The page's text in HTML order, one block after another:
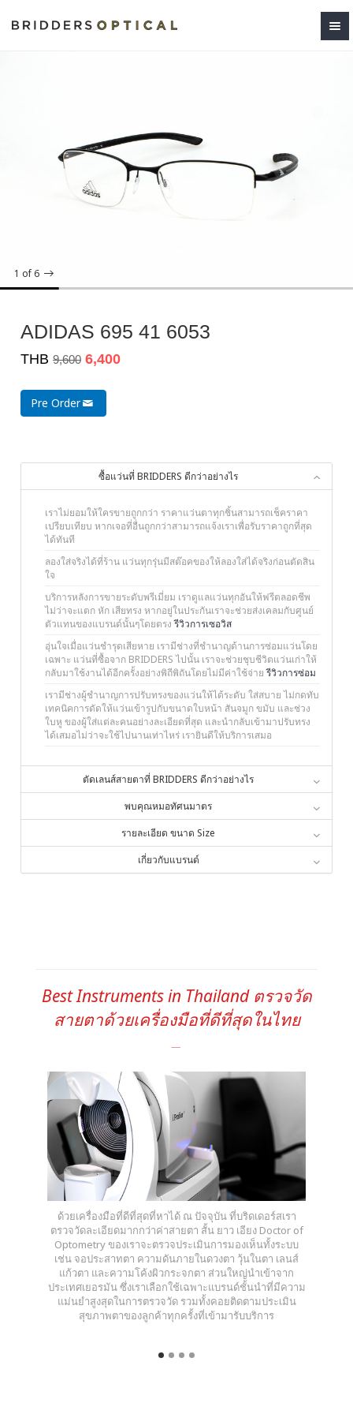
1 of 6
ADIDAS 695 41 6053
THB 9,600 6,400
Pre Order
ซื้อแว่นที่ BRIDDERS ดีกว่าอย่างไร
เราไม่ยอมให้ใครขายถูกกว่า ราคาแว่นตาทุกชิ้นสามารถเช็คราคา
เปรียบเทียบ หากเจอที่อื่นถูกกว่าสามารถแจ้งเราเพื่อรับราคาถูกที่สุด
ได้ทันที
ลองใส่จริงได้ที่ร้าน แว่นทุกรุ่นมีสต๊อคของให้ลองใส่ได้จริงก่อนตัดสิน
ใจ
บริการหลังการขายระดับพรีเมี่ยม เราดูแลแว่นทุกอันให้ฟรีตลอดชีพ
ไม่ว่าจะแตก หัก เสียทรง หากอยู่ในประกันเราจะช่วยส่งเคลมกับศูนย์
ตัวแทนของแบรนด์นั้นๆโดยตรงรีวิวการเซอวิส
อุ่นใจเมื่อแว่นชำรุดเสียหาย เรามีช่างที่ชำนาญด้านการซ่อมแว่นโดย
เฉพาะ แว่นที่ซื้อจาก BRIDDERS ไปนั้น เราจะช่วยชุบชีวิตแว่นเก่าให้
กลับมาใช้งานได้อีกครั้งอย่างพิถีพิถันโดยไม่มีค่าใช้จ่ายรีวิวการซ่อม
เรามีช่างผู้ชำนาญการปรับทรงของแว่นให้ได้ระดับ ใส่สบาย ไม่กดทับ
เทคนิคการดัดให้แว่นเข้ารูปกับขนาดใบหน้า สันจมูก ขมับ และช่วง
ใบหู ของผู้ใส่แต่ละคนอย่างละเอียดที่สุด และนำกลับเข้ามาปรับทรง
ได้เสมอไม่ว่าจะใช้ไปนานเท่าไหร่ เรายินดีให้บริการเสมอ
ตัดเลนส์สายตาที่ BRIDDERS ดีกว่าอย่างไร
พบคุณหมอทัศนมาตร
รายละเอียด ขนาด Size
เกี่ยวกับแบรนด์
Best Instruments in Thailand ตรวจวัด
สายตาด้วยเครื่องมือที่ดีที่สุดในไทย
ด้วยเครื่องมือที่ดีที่สุดที่หาได้ ณ ปัจจุบัน ที่บริดเดอร์สเรา
ตรวจวัดละเอียดมากกว่าค่าสายตา สั้น ยาว เอียง Doctor of
Optometry ของเราจะตรวจประเมินการมองเห็นทั้งระบบ
เช่น จอประสาทตา ความดันภายในดวงตา วุ้นในตา เลนส์
แก้วตา และความโค้งผิวกระจกตา ส่วนใหญ่นำเข้าจาก
ประเทศเยอรมัน ซึ่งเราเลือกใช้เฉพาะแบรนด์ชั้นนำที่มีความ
แม่นยำสูงสุดในการตรวจวัด รวมทั้งคอยติดตามประเมิน
สุขภาพตาของลูกค้าทุกครั้งที่เข้ามารับบริการ